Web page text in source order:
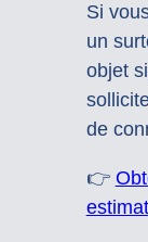
Si
un
objet
de
👉